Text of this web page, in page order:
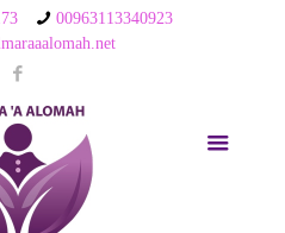
00963113340923